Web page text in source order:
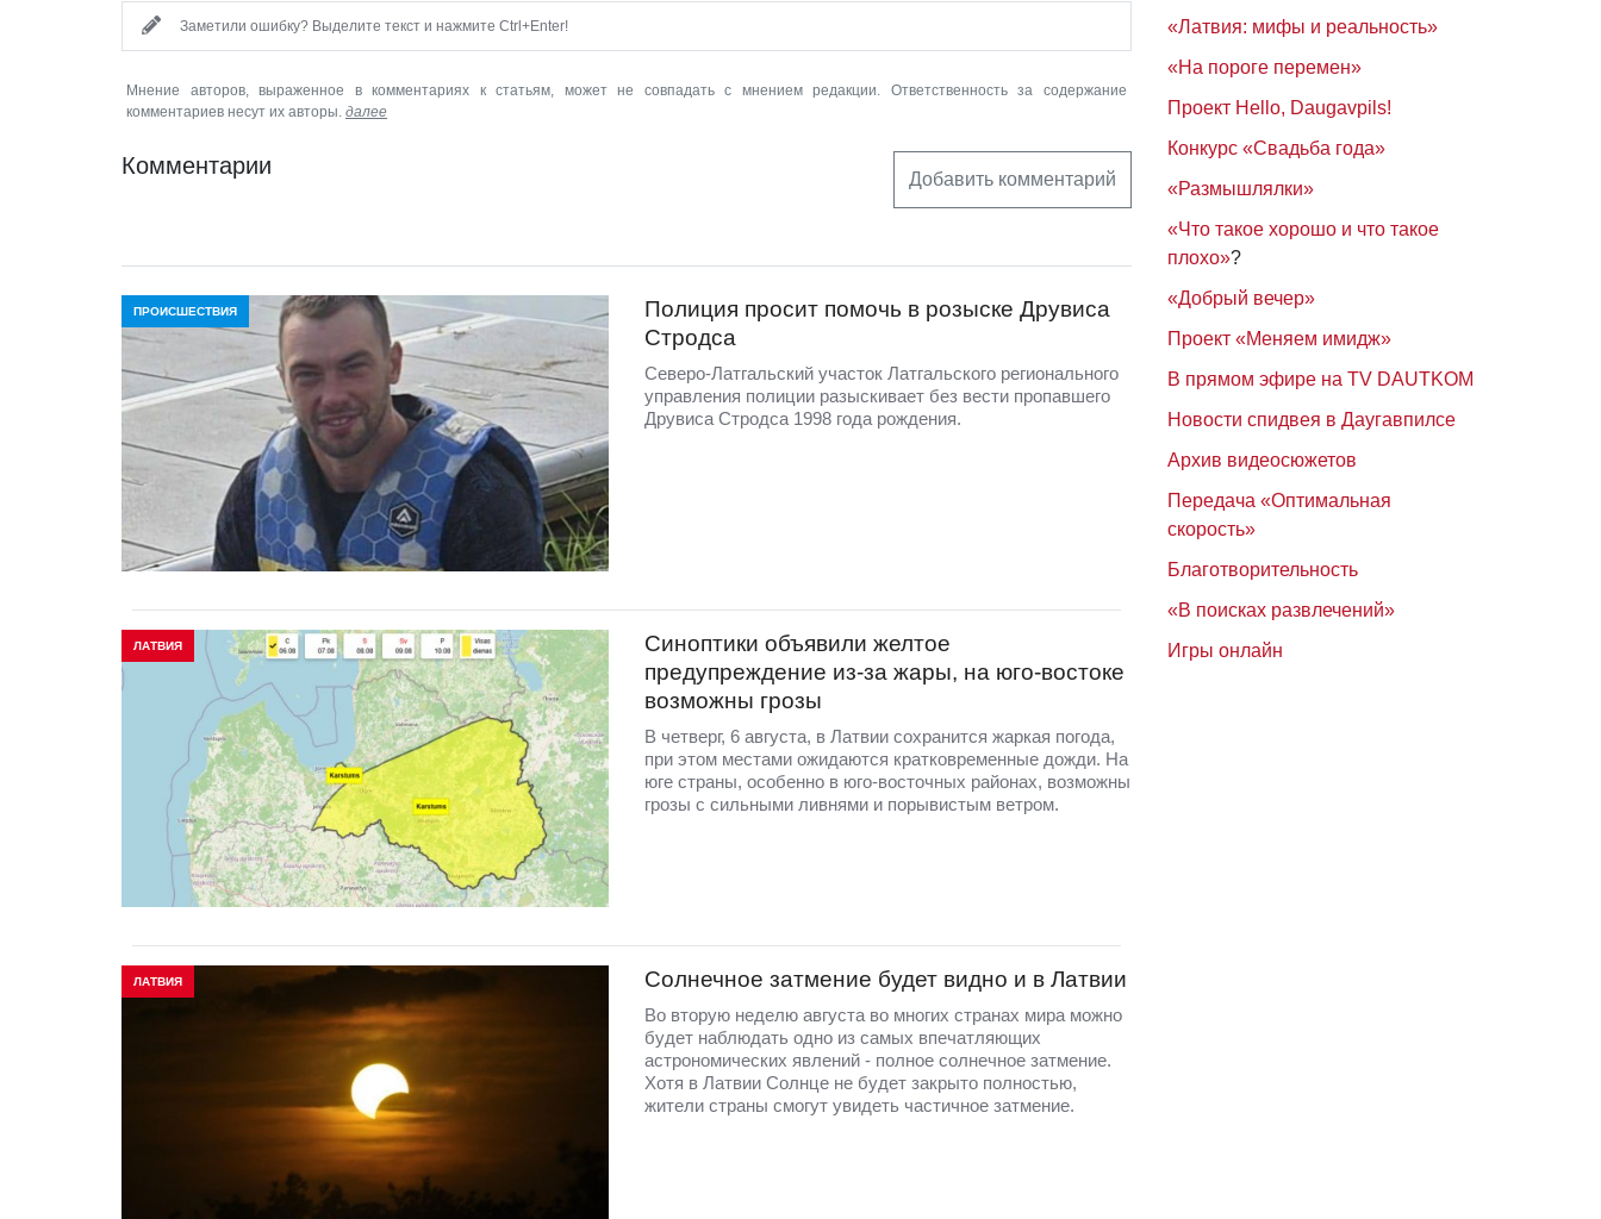
Заметили ошибку? Выделите текст и нажмите Ctrl+Enter!
Мнение авторов, выраженное в комментариях к статьям, может не совпадать с мнением редакции. Ответственность за содержание
комментариев несут их авторы. далее
Комментарии
Добавить комментарий
ПРОИСШЕСТВИЯ
Полиция просит помочь в розыске Друвиса
Стродса
Северо-Латгальский участок Латгальского регионального
управления полиции разыскивает без вести пропавшего
Друвиса Стродса 1998 года рождения.
ЛАТВИЯ
Синоптики объявили желтое
предупреждение из-за жары, на юго-востоке
возможны грозы
В четверг, 6 августа, в Латвии сохранится жаркая погода,
при этом местами ожидаются кратковременные дожди. На
юге страны, особенно в юго-восточных районах, возможны
грозы с сильными ливнями и порывистым ветром.
ЛАТВИЯ Солнечное затмение будет видно и в Латвии
Во вторую неделю августа во многих странах мира можно
будет наблюдать одно из самых впечатляющих
астрономических явлений - полное солнечное затмение.
Хотя в Латвии Солнце не будет закрыто полностью,
жители страны смогут увидеть частичное затмение.
«Латвия: мифы и реальность»
«На пороге перемен»
Проект Hello, Daugavpils!
Конкурс «Свадьба года»
«Размышлялки»
«Что такое хорошо и что такое
плохо»?
«Добрый вечер»
Проект «Меняем имидж»
В прямом эфире на TV DAUTKOM
Новости спидвея в Даугавпилсе
Архив видеосюжетов
Передача «Оптимальная
скорость»
Благотворительность
«В поисках развлечений»
Игры онлайн